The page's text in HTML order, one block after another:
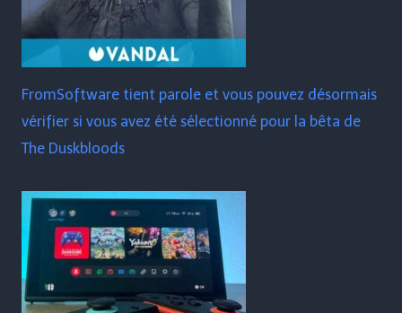
FromSoftware tient parole et vous pouvez désormais
vérifier si vous avez été sélectionné pour la bêta de
The Duskbloods